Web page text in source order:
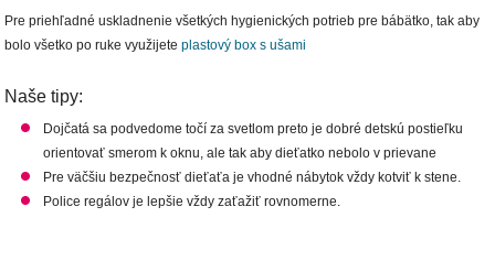
Pre priehľadné uskladnenie všetkých hygienických potrieb pre bábätko, tak aby
bolo všetko po ruke využijeteplastový box s ušami
Naše tipy:
Dojčatá sa podvedome točí za svetlom preto je dobré detskú postieľku
orientovať smerom k oknu, ale tak aby dieťatko nebolo v prievane
Pre väčšiu bezpečnosť dieťaťa je vhodné nábytok vždy kotviť k stene.
Police regálov je lepšie vždy zaťažiť rovnomerne.